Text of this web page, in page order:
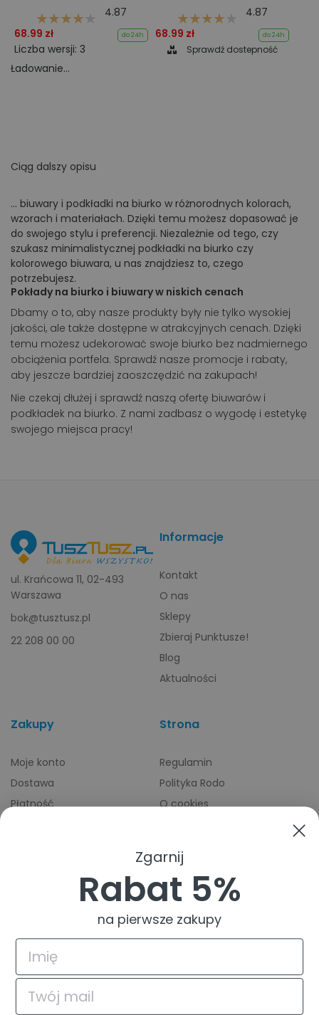
4.87
68.99 zł
do 24h
Liczba wersji: 3
4.87
68.99 zł
do 24h
Sprawdź dostepność
Ładowanie...
Ciąg dalszy opisu
... biuwary i podkładki na biurko w różnorodnych kolorach,
wzorach i materiałach. Dzięki temu możesz dopasować je
do swojego stylu i preferencji. Niezależnie od tego, czy
szukasz minimalistycznej podkładki na biurko czy
kolorowego biuwara, u nas znajdziesz to, czego
potrzebujesz.
Pokłady na biurko i biuwary w niskich cenach
Dbamy o to, aby nasze produkty były nie tylko wysokiej
jakości, ale także dostępne w atrakcyjnych cenach. Dzięki
temu możesz udekorować swoje biurko bez nadmiernego
obciążenia portfela. Sprawdź nasze promocje i rabaty,
aby jeszcze bardziej zaoszczędzić na zakupach!
Nie czekaj dłużej i sprawdź naszą ofertę biuwarów i
podkładek na biurko. Z nami zadbasz o wygodę i estetykę
swojego miejsca pracy!
ul. Krańcowa 11, 02-493
Warszawa
bok@tusztusz.pl
22 208 00 00
Informacje
Kontakt
O nas
Sklepy
Zbieraj Punktusze!
Blog
Aktualności
Zakupy
Moje konto
Dostawa
Płatność
Strona
Regulamin
Polityka Rodo
O cookies
4.9
Na podstawie
© 2026 TuszTusz.pl - Warszawa
Zgarnij
Rabat 5%
na pierwsze zakupy